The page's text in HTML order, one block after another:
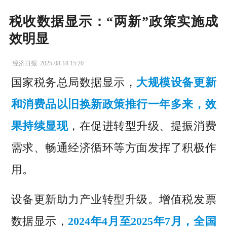
税收数据显示：“两新”政策实施成
效明显
经济日报 2025-08-18 15:20
国家税务总局数据显示， 大规模设备更新
和消费品以旧换新政策推行一年多来，效
果持续显现，在促进转型升级、提振消费
需求、畅通经济循环等方面发挥了积极作
用。
设备更新助力产业转型升级。增值税发票
数据显示， 2024年4月至2025年7月，全国